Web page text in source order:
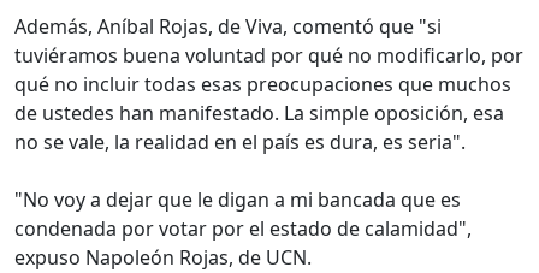
Además, Aníbal Rojas, de Viva, comentó que "si
tuviéramos buena voluntad por qué no modificarlo, por
qué no incluir todas esas preocupaciones que muchos
de ustedes han manifestado. La simple oposición, esa
no se vale, la realidad en el país es dura, es seria".
"No voy a dejar que le digan a mi bancada que es
condenada por votar por el estado de calamidad",
expuso Napoleón Rojas, de UCN.